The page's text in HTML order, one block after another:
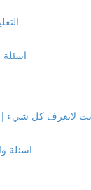
اسئلة
لاتعرف كل شيء |
اسئلة